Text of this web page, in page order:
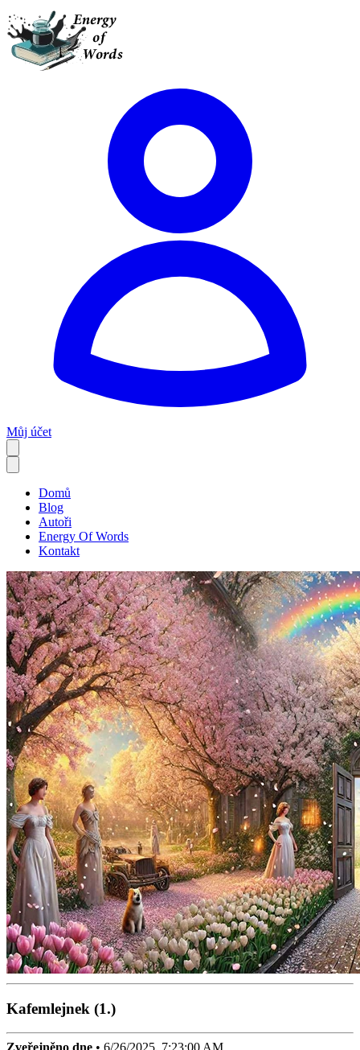
Můj účet
Domů
Blog
Autoři
Energy Of Words
Kontakt
Kafemlejnek (1.)